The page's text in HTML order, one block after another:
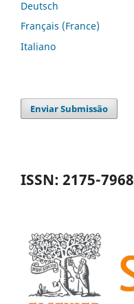
Deutsch
Français (France)
Italiano
Enviar Submissão
ISSN: 2175-7968